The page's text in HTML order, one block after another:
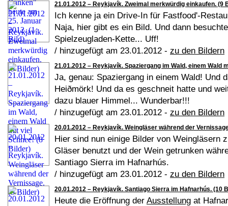
21.01.2012 – Reykjavík. Zweimal merkwürdig einkaufen. (9
Ich kenne ja ein Drive-In für Fastfood'-
Naja, hier gibt es ein Bild. Und dann
Spielzeugladen-Kette... Uff!
/ hinzugefügt am 23.01.2012 - zu den Bildern
21.01.2012 – Reykjavík. Spaziergang im Wald, einem Wald
Ja, genau: Spaziergang in einem Wald! Und
Heiðmörk! Und da es geschneit hatte und
dazu blauer Himmel... Wunderbar!!!
/ hinzugefügt am 23.01.2012 - zu den Bildern
20.01.2012 – Reykjavík. Weingläser während der
Hier sind nun einige Bilder von Weingläsern
Gläser benutzt und der Wein getrunken
Santiago Sierra im Hafnarhús.
/ hinzugefügt am 23.01.2012 - zu den Bildern
20.01.2012 – Reykjavík. Santiago Sierra im Hafnarhús. (10
Heute die Eröffnung der Ausstellung at